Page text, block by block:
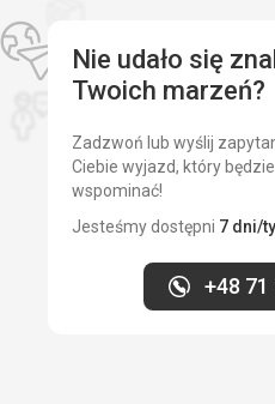
Nie udało się
Twoich marzeń?
Zadzwoń lub wyślij
Ciebie wyjazd, który
wspominać!
Jesteśmy dostępni 7 dni/
+48 71